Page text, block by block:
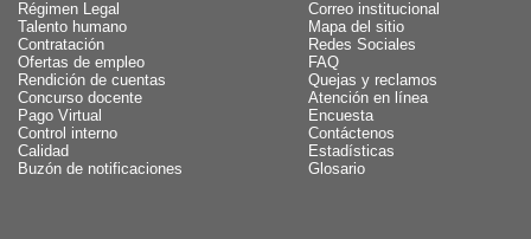
Régimen Legal
Talento humano
Contratación
Ofertas de empleo
Rendición de cuentas
Concurso docente
Pago Virtual
Control interno
Calidad
Buzón de notificaciones
Correo institucional
Mapa del sitio
Redes Sociales
FAQ
Quejas y reclamos
Atención en línea
Encuesta
Contáctenos
Estadísticas
Glosario